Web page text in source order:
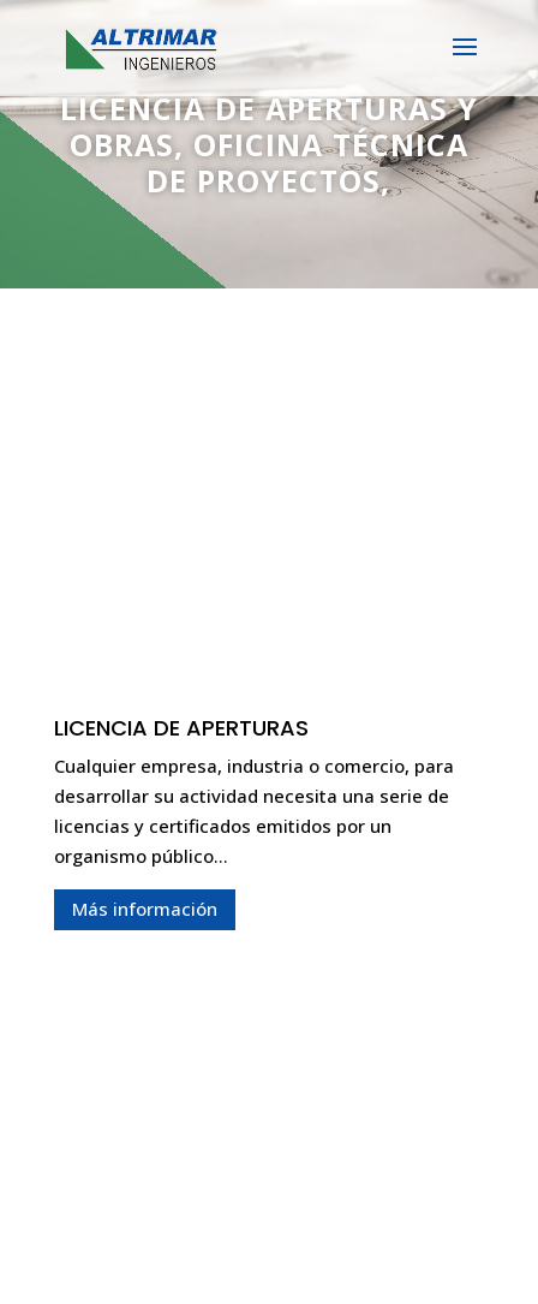
LICENCIA DE APERTURAS Y
OBRAS, OFICINA TÉCNICA
DE PROYECTOS,
LICENCIA DE APERTURAS
Cualquier empresa, industria o comercio, para
desarrollar su actividad necesita una serie de
licencias y certificados emitidos por un
organismo público…
Más información